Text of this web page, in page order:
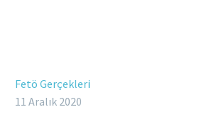
Fetö Gerçekleri
11 Aralık 2020